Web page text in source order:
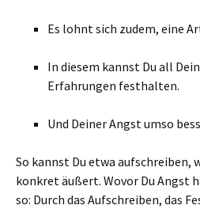
Es lohnt sich zudem, eine
In diesem kannst Du all
Erfahrungen festhalten.
Und Deiner Angst umso
So kannst Du etwa aufschreiben,
konkret äußert. Wovor Du Angst
so: Durch das Aufschreiben, das